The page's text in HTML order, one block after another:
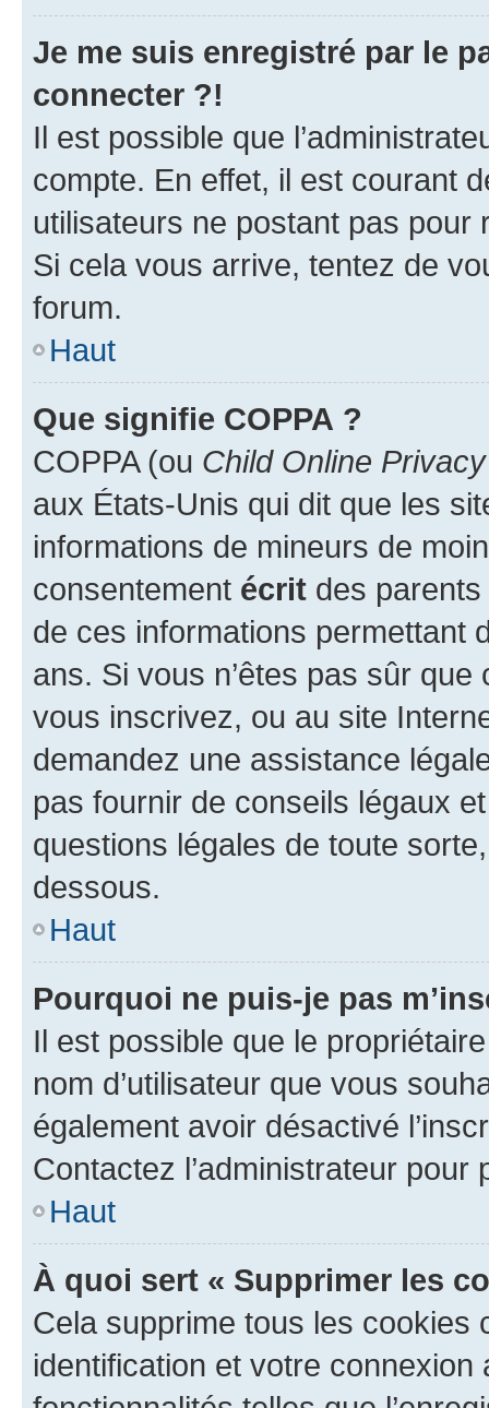
Je me suis enregistré par le
connecter ?!
Il est possible que
compte. En effet, il est courant
utilisateurs ne postant pas pour
Si cela vous arrive, tentez de
forum.
Haut
Que signifie COPPA ?
COPPA (ou Child Online
aux États-Unis qui dit que les
informations de mineurs de
consentement écrit des parents
de ces informations permettant
ans. Si vous n’êtes pas sûr
vous inscrivez, ou au site
demandez une assistance
pas fournir de conseils légaux
questions légales de toute
dessous.
Haut
Pourquoi ne puis-je pas
Il est possible que le
nom d’utilisateur que vous
également avoir désactivé
Contactez l’administrateur
Haut
À quoi sert « Supprimer les
Cela supprime tous les cookies
identification et votre